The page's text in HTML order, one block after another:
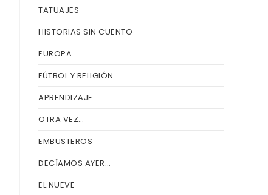
TATUAJES
HISTORIAS SIN CUENTO
EUROPA
FÚTBOL Y RELIGIÓN
APRENDIZAJE
OTRA VEZ…
EMBUSTEROS
DECÍAMOS AYER…
EL NUEVE